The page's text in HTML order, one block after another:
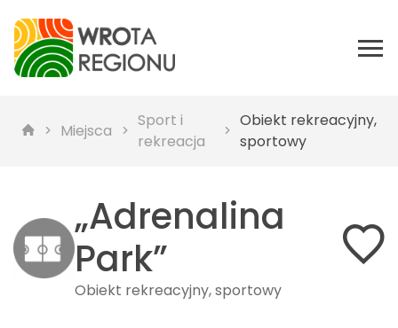
Miejsca
Sport i
rekreacja
Obiekt rekreacyjny,
sportowy
„Adrenalina
Park”
Obiekt rekreacyjny, sportowy